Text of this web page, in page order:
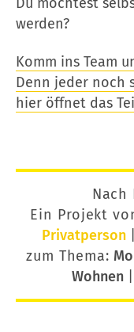
werden?
Komm ins Team
Denn jeder noch
hier öffnet das
Ein Projekt
Privatperson|
zum Thema:
Wohnen|